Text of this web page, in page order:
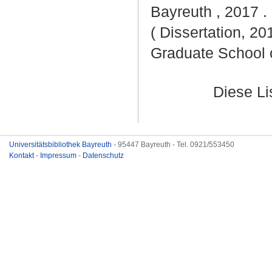
Bayreuth , 2017
( Dissertation,
Graduate School
Diese
Universitätsbibliothek Bayreuth - 95447 Bayreuth - Tel. 0921/553450
Kontakt- Impressum - Datenschutz